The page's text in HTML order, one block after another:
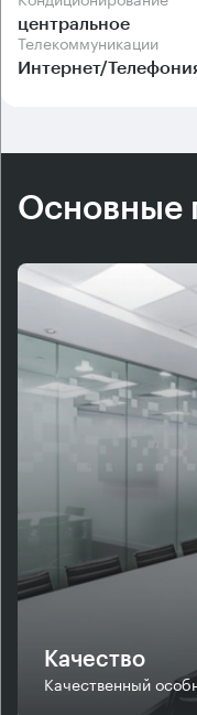
центральное
Телекоммуникации
Интернет/
Основные
Качество
Качественный